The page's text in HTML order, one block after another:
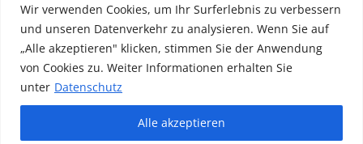
Wir verwenden Cookies, um Ihr Surferlebnis zu verbessern
und unseren Datenverkehr zu analysieren. Wenn Sie auf
„Alle akzeptieren" klicken, stimmen Sie der Anwendung
von Cookies zu. Weiter Informationen erhalten Sie
unter Datenschutz
Alle akzeptieren
KVN Newsletter
Your email: